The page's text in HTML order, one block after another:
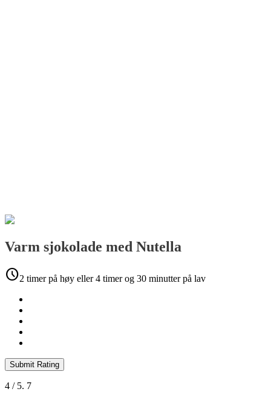
Varm sjokolade med Nutella
schedule2 timer på høy eller 4 timer og 30 minutter på lav
Submit Rating
4 / 5. 7